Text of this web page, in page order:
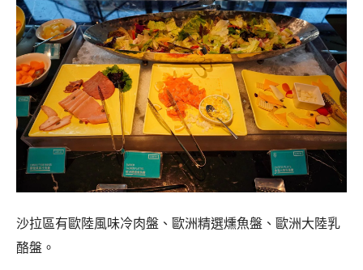
沙拉區有歐陸風味冷肉盤、歐洲精選燻魚盤、歐洲大陸乳
酪盤。